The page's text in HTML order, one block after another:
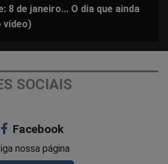
8 de janeiro... O dia que ainda
vídeo)
SOCIAIS
Facebook
nossa página